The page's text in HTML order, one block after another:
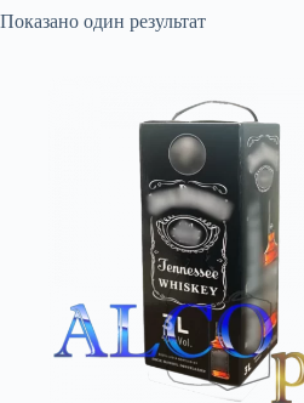
Показано один результат